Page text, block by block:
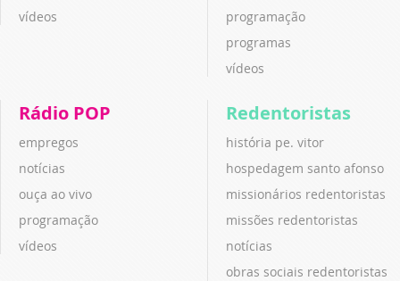
vídeos
programação
programas
vídeos
Rádio POP
empregos
notícias
ouça ao vivo
programação
vídeos
Redentoristas
história pe. vitor
hospedagem santo afonso
missionários redentoristas
missões redentoristas
notícias
obras sociais redentoristas